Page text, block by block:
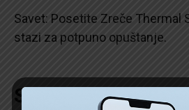
Savet: Posetite Zreče Thermal
stazi za potpuno opuštanje.
Saveti za putovanje: